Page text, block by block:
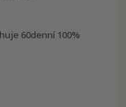
60denní 100%